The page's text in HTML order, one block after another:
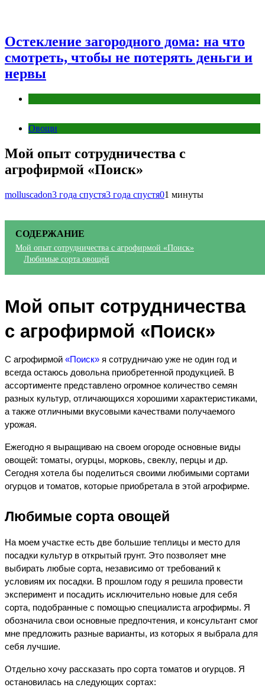
Остекление загородного дома: на что
смотреть, чтобы не потерять деньги и
нервы
Овощи
Мой опыт сотрудничества с
агрофирмой «Поиск»
molluscadon3 года спустя3 года спустя01 минуты
СОДЕРЖАНИЕ
Мой опыт сотрудничества с агрофирмой «Поиск»
Любимые сорта овощей
Мой опыт сотрудничества
с агрофирмой «Поиск»
С агрофирмой «Поиск» я сотрудничаю уже не один год и
всегда остаюсь довольна приобретенной продукцией. В
ассортименте представлено огромное количество семян
разных культур, отличающихся хорошими характеристиками,
а также отличными вкусовыми качествами получаемого
урожая.
Ежегодно я выращиваю на своем огороде основные виды
овощей: томаты, огурцы, морковь, свеклу, перцы и др.
Сегодня хотела бы поделиться своими любимыми сортами
огурцов и томатов, которые приобретала в этой агрофирме.
Любимые сорта овощей
На моем участке есть две большие теплицы и место для
посадки культур в открытый грунт. Это позволяет мне
выбирать любые сорта, независимо от требований к
условиям их посадки. В прошлом году я решила провести
эксперимент и посадить исключительно новые для себя
сорта, подобранные с помощью специалиста агрофирмы. Я
обозначила свои основные предпочтения, и консультант смог
мне предложить разные варианты, из которых я выбрала для
себя лучшие.
Отдельно хочу рассказать про сорта томатов и огурцов. Я
остановилась на следующих сортах: